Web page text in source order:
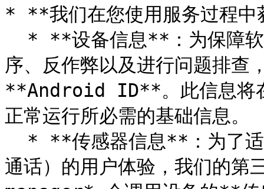
* **我们在您使用服务过程中
序、反作弊以及进行问题排查
**Android ID**。此信息将在
正常运行所必需的基础信息。
通话）的用户体验，我们